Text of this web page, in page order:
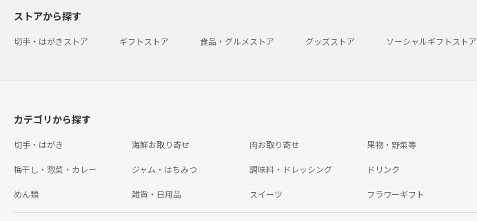
ストアから探す
切手・はがきストア ギフトストア 食品・グルメストア グッズストア ソーシャルギフトストア
カテゴリから探す
切手・はがき 海鮮お取り寄せ 肉お取り寄せ 果物・野菜等
梅干し・惣菜・カレー ジャム・はちみつ 調味料・ドレッシング ドリンク
めん類 雑貨・日用品 スイーツ フラワーギフト